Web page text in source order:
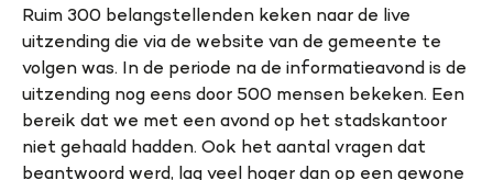
Ruim 300 belangstellenden keken naar de live
uitzending die via de website van de gemeente te
volgen was. In de periode na de informatieavond is de
uitzending nog eens door 500 mensen bekeken. Een
bereik dat we met een avond op het stadskantoor
niet gehaald hadden. Ook het aantal vragen dat
beantwoord werd, lag veel hoger dan op een gewone